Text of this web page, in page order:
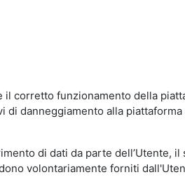
corretto funzionamento della
danneggiamento alla
di dati da parte dell’Utente,
volontariamente forniti